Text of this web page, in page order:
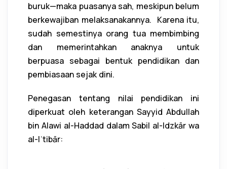
buruk—maka puasanya sah, meskipun belum
berkewajiban melaksanakannya. Karena itu,
sudah semestinya orang tua membimbing
dan memerintahkan anaknya untuk
berpuasa sebagai bentuk pendidikan dan
pembiasaan sejak dini.
Penegasan tentang nilai pendidikan ini
diperkuat oleh keterangan Sayyid Abdullah
bin Alawi al-Haddad dalam Sabil al-Idzkār wa
al-Iʿtibār: